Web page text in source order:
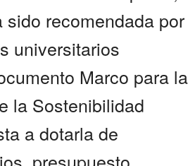
sido recomendada por
universitarios
Marco para la
la Sostenibilidad
a dotarla de